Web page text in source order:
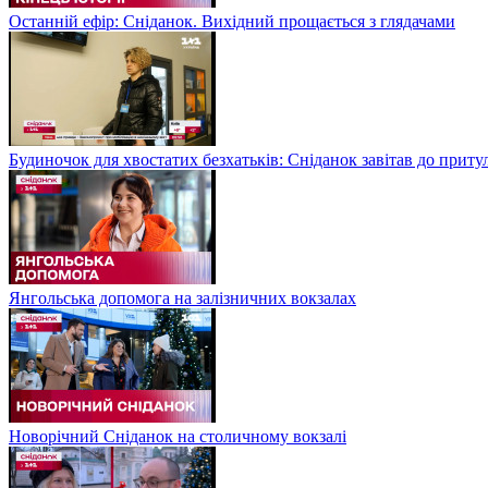
Останній ефір: Сніданок. Вихідний прощається з глядачами
Будиночок для хвостатих безхатьків: Сніданок завітав до
Янгольська допомога на залізничних вокзалах
Новорічний Сніданок на столичному вокзалі